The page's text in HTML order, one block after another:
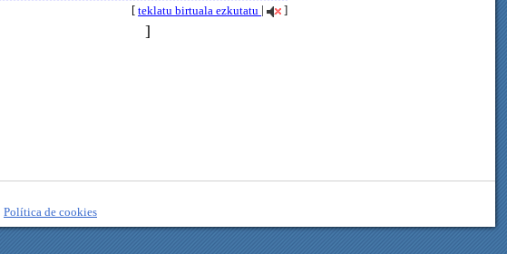
[teklatu birtuala ezkutatu | ]
]
Política de cookies